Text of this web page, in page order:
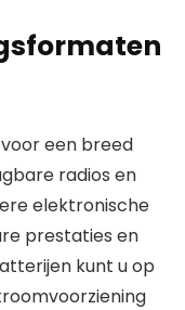
een breed
radios en
elektronische
prestaties en
kunt u op